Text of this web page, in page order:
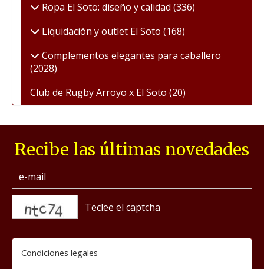
Ropa El Soto: diseño y calidad (336)
Liquidación y outlet El Soto (168)
Complementos elegantes para caballero
(2028)
Club de Rugby Arroyo x El Soto (20)
Recibe las últimas novedades
Condiciones legales